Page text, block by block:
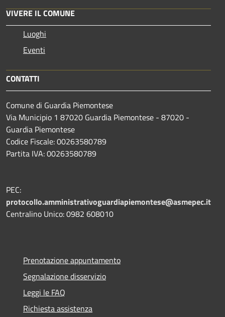
VIVERE IL COMUNE
Luoghi
Eventi
CONTATTI
Comune di Guardia Piemontese
Via Municipio 1 87020 Guardia Piemontese - 87020 -
Guardia Piemontese
Codice Fiscale: 00263580789
Partita IVA: 00263580789
PEC:
protocollo.amministrativoguardiapiemontese@asmepec.it
Centralino Unico: 0982 608010
Prenotazione appuntamento
Segnalazione disservizio
Leggi le FAQ
Richiesta assistenza